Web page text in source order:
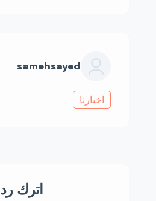
samehsayed
اخبارنا
اترك رد